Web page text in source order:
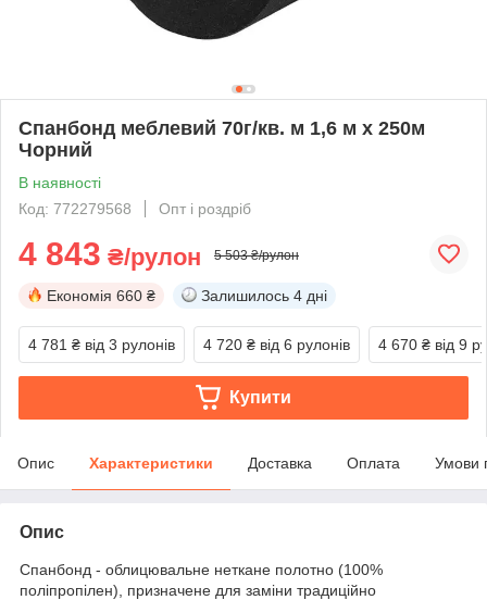
Спанбонд меблевий 70г/кв. м 1,6 м х 250м
Чорний
В наявності
Код: 772279568
Опт і роздріб
4 843 ₴/рулон 5 503 ₴/рулон
Економія 660 ₴ Залишилось 4 дні
4 781 ₴ від 3 рулонів 4 720 ₴ від 6 рулонів 4 670 ₴ від 9
Купити
Опис Характеристики Доставка Оплата Умови
Опис
Спанбонд - облицювальне неткане полотно (100%
поліпропілен), призначене для заміни традиційно